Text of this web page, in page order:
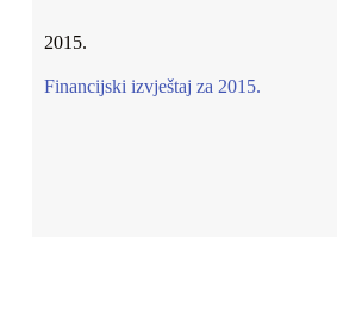
2015.
Financijski izvještaj za 2015.